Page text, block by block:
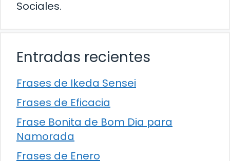
Sociales.
Entradas recientes
Frases de Ikeda Sensei
Frases de Eficacia
Frase Bonita de Bom Dia para
Namorada
Frases de Enero